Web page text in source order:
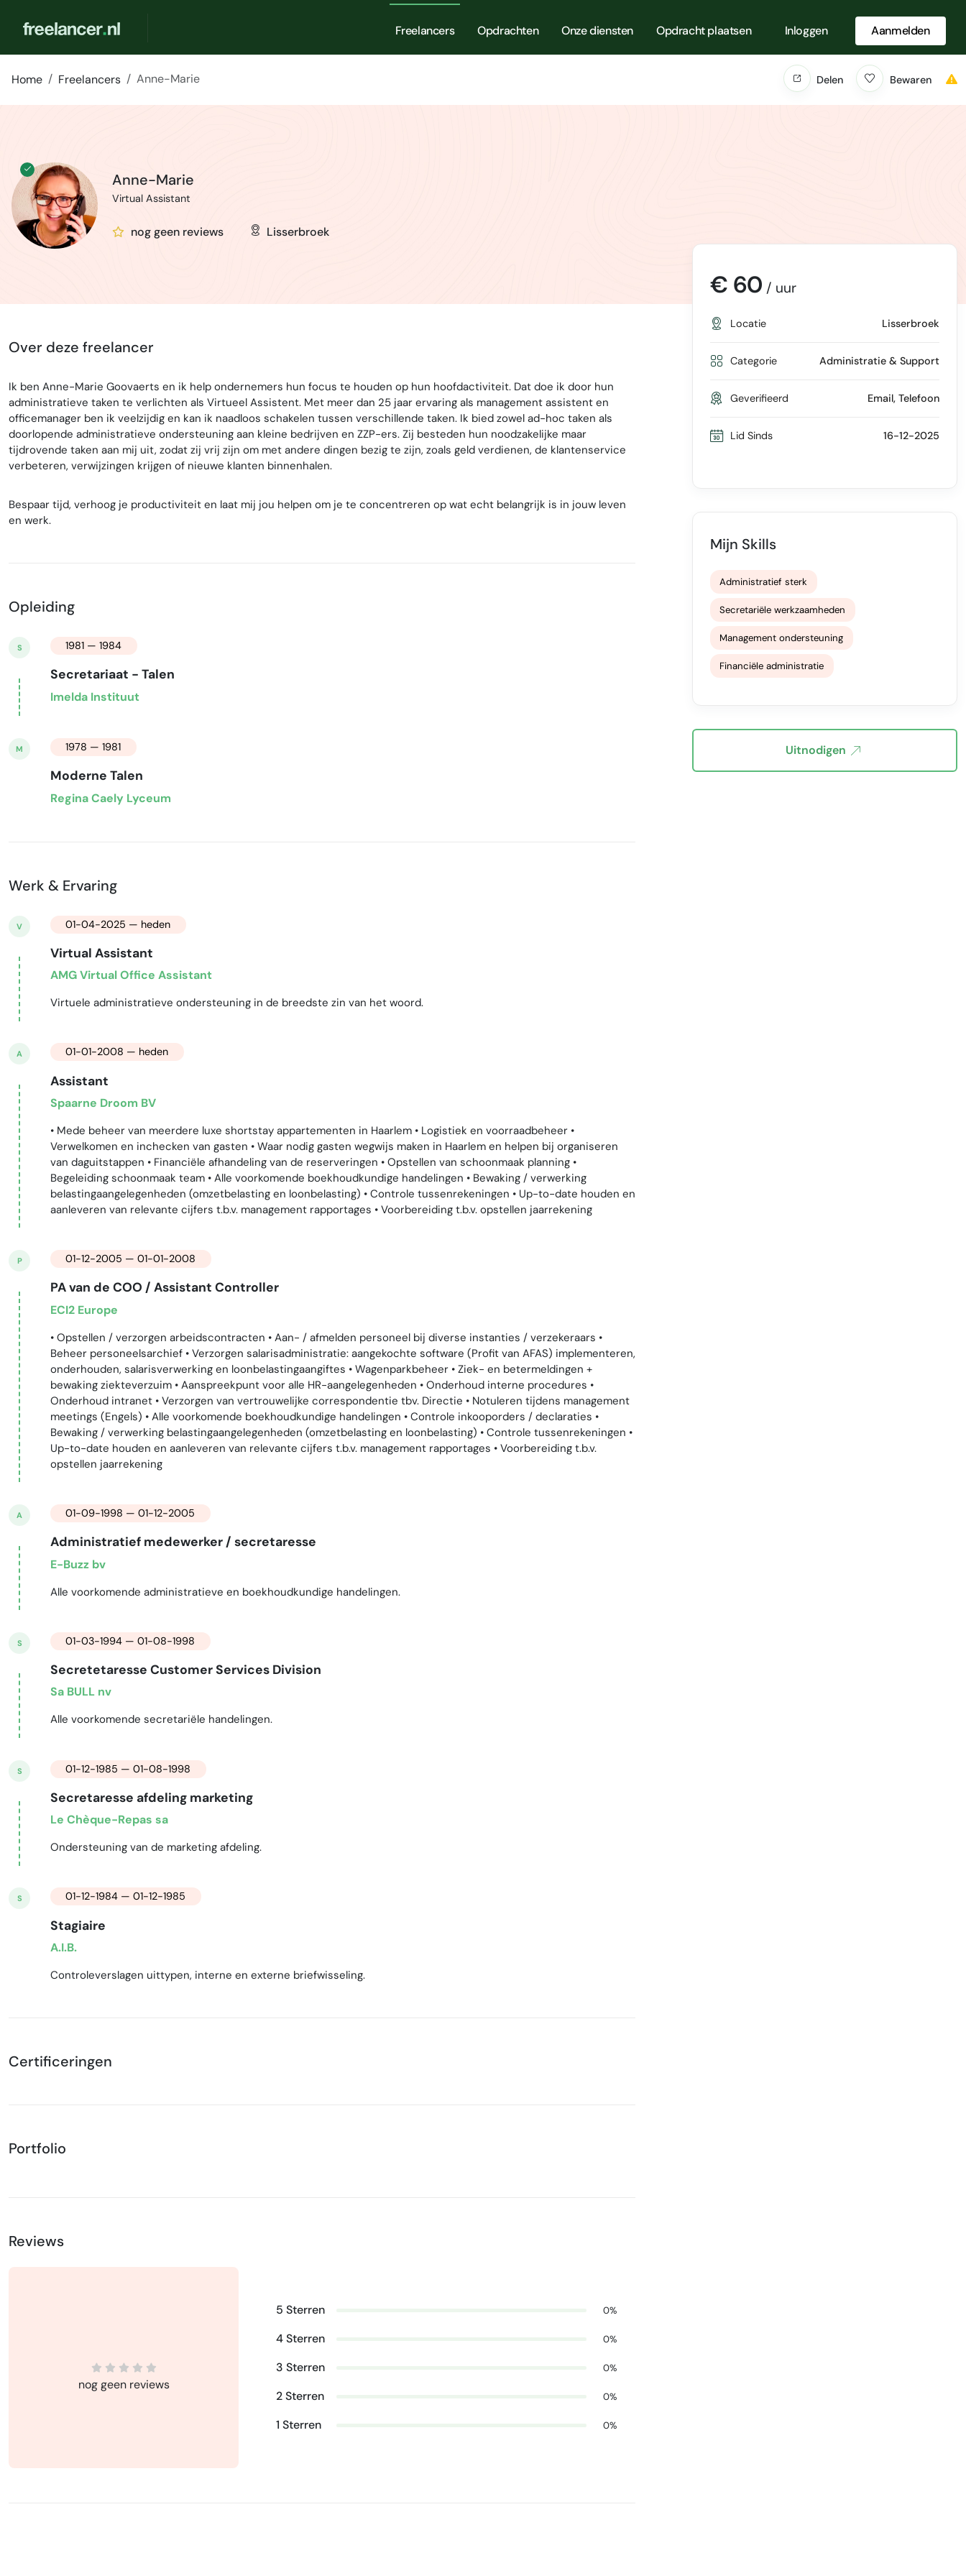
Freelancers Opdrachten Onze diensten Opdracht plaatsen Inloggen Aanmelden
Home Freelancers Anne-Marie Delen Bewaren
Anne-Marie
Virtual Assistant
nog geen reviews Lisserbroek
Over deze freelancer
Ik ben Anne-Marie Goovaerts en ik help ondernemers hun focus te houden op hun hoofdactiviteit. Dat doe ik door hun
administratieve taken te verlichten als Virtueel Assistent. Met meer dan 25 jaar ervaring als management assistent en
officemanager ben ik veelzijdig en kan ik naadloos schakelen tussen verschillende taken. Ik bied zowel ad-hoc taken als
doorlopende administratieve ondersteuning aan kleine bedrijven en ZZP-ers. Zij besteden hun noodzakelijke maar
tijdrovende taken aan mij uit, zodat zij vrij zijn om met andere dingen bezig te zijn, zoals geld verdienen, de klantenservice
verbeteren, verwijzingen krijgen of nieuwe klanten binnenhalen.
Bespaar tijd, verhoog je productiviteit en laat mij jou helpen om je te concentreren op wat echt belangrijk is in jouw leven
en werk.
Opleiding
S 1981 — 1984
Secretariaat - Talen
Imelda Instituut
M 1978 — 1981
Moderne Talen
Regina Caely Lyceum
Werk & Ervaring
V 01-04-2025 — heden
Virtual Assistant
AMG Virtual Office Assistant
Virtuele administratieve ondersteuning in de breedste zin van het woord.
A 01-01-2008 — heden
Assistant
Spaarne Droom BV
• Mede beheer van meerdere luxe shortstay appartementen in Haarlem • Logistiek en voorraadbeheer •
Verwelkomen en inchecken van gasten • Waar nodig gasten wegwijs maken in Haarlem en helpen bij organiseren
van daguitstappen • Financiële afhandeling van de reserveringen • Opstellen van schoonmaak planning •
Begeleiding schoonmaak team • Alle voorkomende boekhoudkundige handelingen • Bewaking / verwerking
belastingaangelegenheden (omzetbelasting en loonbelasting) • Controle tussenrekeningen • Up-to-date houden en
aanleveren van relevante cijfers t.b.v. management rapportages • Voorbereiding t.b.v. opstellen jaarrekening
P 01-12-2005 — 01-01-2008
PA van de COO / Assistant Controller
ECI2 Europe
• Opstellen / verzorgen arbeidscontracten • Aan- / afmelden personeel bij diverse instanties / verzekeraars •
Beheer personeelsarchief • Verzorgen salarisadministratie: aangekochte software (Profit van AFAS) implementeren,
onderhouden, salarisverwerking en loonbelastingaangiftes • Wagenparkbeheer • Ziek- en betermeldingen +
bewaking ziekteverzuim • Aanspreekpunt voor alle HR-aangelegenheden • Onderhoud interne procedures •
Onderhoud intranet • Verzorgen van vertrouwelijke correspondentie tbv. Directie • Notuleren tijdens management
meetings (Engels) • Alle voorkomende boekhoudkundige handelingen • Controle inkooporders / declaraties •
Bewaking / verwerking belastingaangelegenheden (omzetbelasting en loonbelasting) • Controle tussenrekeningen •
Up-to-date houden en aanleveren van relevante cijfers t.b.v. management rapportages • Voorbereiding t.b.v.
opstellen jaarrekening
A 01-09-1998 — 01-12-2005
Administratief medewerker / secretaresse
E-Buzz bv
Alle voorkomende administratieve en boekhoudkundige handelingen.
S 01-03-1994 — 01-08-1998
Secretetaresse Customer Services Division
Sa BULL nv
Alle voorkomende secretariële handelingen.
S 01-12-1985 — 01-08-1998
Secretaresse afdeling marketing
Le Chèque-Repas sa
Ondersteuning van de marketing afdeling.
S 01-12-1984 — 01-12-1985
Stagiaire
A.I.B.
Controleverslagen uittypen, interne en externe briefwisseling.
Certificeringen
Portfolio
Reviews
nog geen reviews
5 Sterren 0%
4 Sterren 0%
3 Sterren 0%
2 Sterren 0%
1 Sterren 0%
€ 60 / uur
Locatie Lisserbroek
Categorie Administratie & Support
Geverifieerd Email, Telefoon
Lid Sinds 16-12-2025
Mijn Skills
Administratief sterk
Secretariële werkzaamheden
Management ondersteuning
Financiële administratie
Uitnodigen